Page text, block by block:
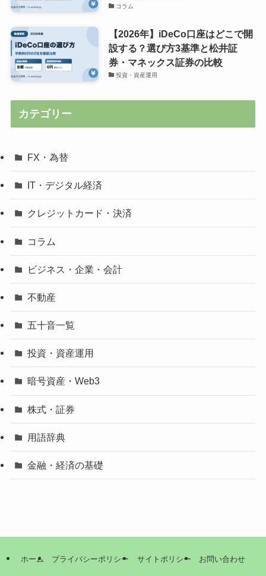
コラム
【2026年】iDeCo口座はどこで開
設する？選び方3基準と松井証
券・マネックス証券の比較
投資・資産運用
カテゴリー
FX・為替
IT・デジタル経済
クレジットカード・決済
コラム
ビジネス・企業・会計
不動産
五十音一覧
投資・資産運用
暗号資産・Web3
株式・証券
用語辞典
金融・経済の基礎
ホーム プライバシーポリシー サイトポリシー お問い合わせ